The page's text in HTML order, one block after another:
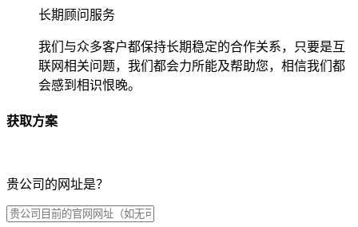
长期顾问服务
我们与众多客户都保持长期稳定的合作关系，只要是互
联网相关问题，我们都会力所能及帮助您，相信我们都
会感到相识恨晚。
获取方案
贵公司的网址是？